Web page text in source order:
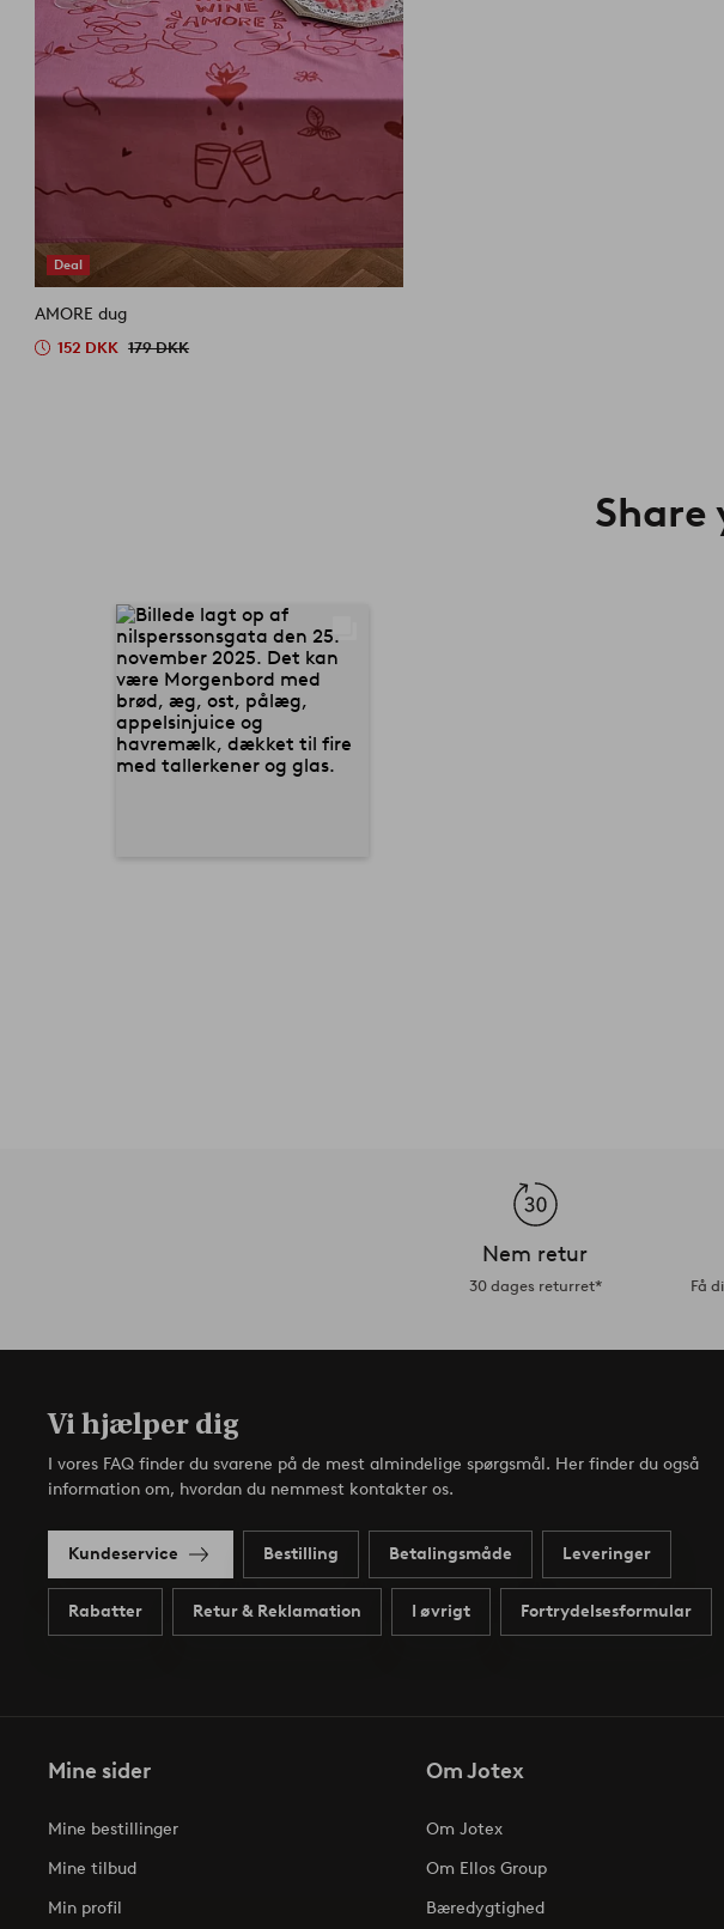
Deal
AMORE dug
152 DKK 179 DKK
Nem retur
30 dages returret* Få
Vi hjælper dig
I vores FAQ finder du svarene på de mest almindelige spørgsmål. Her finder du også
information om, hvordan du nemmest kontakter os.
Kundeservice Bestilling Betalingsmåde Leveringer
Rabatter Retur & Reklamation I øvrigt Fortrydelsesformular
Mine sider
Mine bestillinger
Mine tilbud
Min profil
Om Jotex
Om Jotex
Om Ellos Group
Bæredygtighed